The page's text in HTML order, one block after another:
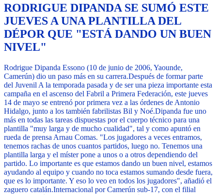
RODRIGUE DIPANDA SE SUMÓ ESTE
JUEVES A UNA PLANTILLA DEL
DÉPOR QUE "ESTÁ DANDO UN BUEN
NIVEL"
Rodrigue Dipanda Essono (10 de junio de 2006, Yaounde,
Camerún) dio un paso más en su carrera.Después de formar parte
del Juvenil A la temporada pasada y de ser una pieza importante esta
campaña en el ascenso del Fabril a Primera Federación, este jueves
14 de mayo se entrenó por primera vez a las órdenes de Antonio
Hidalgo, junto a los también fabrilistas Bil y Noé.Dipanda fue uno
más en todas las tareas dispuestas por el cuerpo técnico para una
plantilla "muy larga y de mucho cualidad", tal y como apuntó en
rueda de prensa Arnau Comas. "Los jugadores a veces entramos,
tenemos rachas de unos cuantos partidos, luego no. Tenemos una
plantilla larga y el míster pone a unos o a otros dependiendo del
partido. Lo importante es que estamos dando un buen nivel, estamos
ayudando al equipo y cuando no toca estamos sumando desde fuera,
que es lo importante. Y eso lo veo en todos los jugadores", añadió el
zaguero catalán.Internacional por Camerún sub-17, con el filial